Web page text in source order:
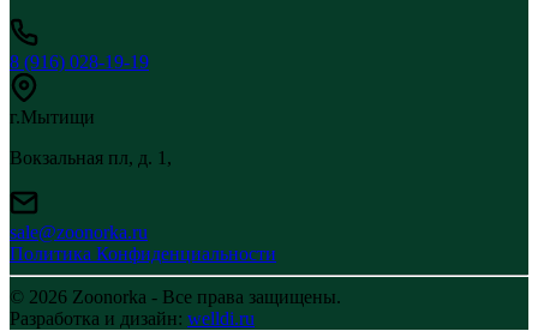
8 (916) 028-19-19
г.Мытищи
Вокзальная пл, д. 1,
sale@zoonorka.ru
Политика Конфиденциальности
© 2026 Zoonorka - Все права защищены.
Разработка и дизайн: welldi.ru